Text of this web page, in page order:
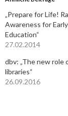
„Prepare for Life!
Awareness for
Education“
27.02.2014
dbv: „The new role
libraries“
26.09.2016